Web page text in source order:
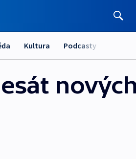
Kultura Podcasty
nových